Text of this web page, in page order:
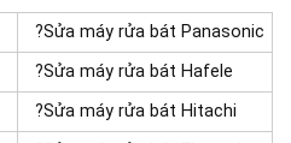
?Sửa máy rửa bát Panasonic
?Sửa máy rửa bát Hafele
?Sửa máy rửa bát Hitachi